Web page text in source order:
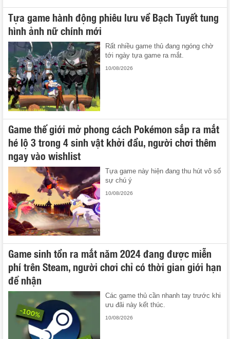
Tựa game hành động phiêu lưu về Bạch Tuyết tung
hình ảnh nữ chính mới
Rất nhiều game thủ đang ngóng chờ
tới ngày tựa game ra mắt.
10/08/2026
Game thế giới mở phong cách Pokémon sắp ra mắt
hé lộ 3 trong 4 sinh vật khởi đầu, người chơi thêm
ngay vào wishlist
Tựa game này hiện đang thu hút vô số
sự chú ý
10/08/2026
Game sinh tồn ra mắt năm 2024 đang được miễn
phí trên Steam, người chơi chỉ có thời gian giới hạn
để nhận
Các game thủ cần nhanh tay trước khi
ưu đãi này kết thúc.
10/08/2026